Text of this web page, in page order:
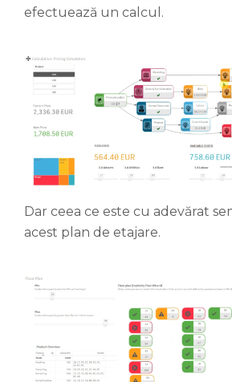
efectuează un calcul.
Dar ceea ce este cu adevărat
acest plan de etajare.